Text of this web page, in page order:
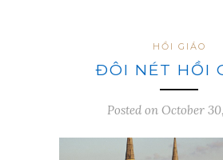
HỒI GIÁO
ÐÔI NÉT HỒI
Posted on October